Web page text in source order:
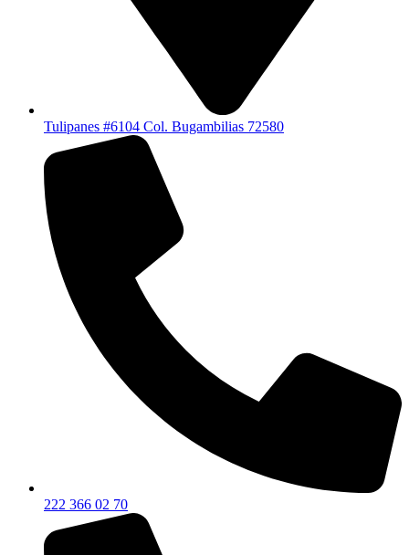
Tulipanes #6104 Col. Bugambilias 72580
222 366 02 70